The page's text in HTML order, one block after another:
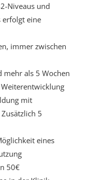
Niveaus und
erfolgt eine
immer zwischen
mehr als 5 Wochen
mit
5
eines
50€